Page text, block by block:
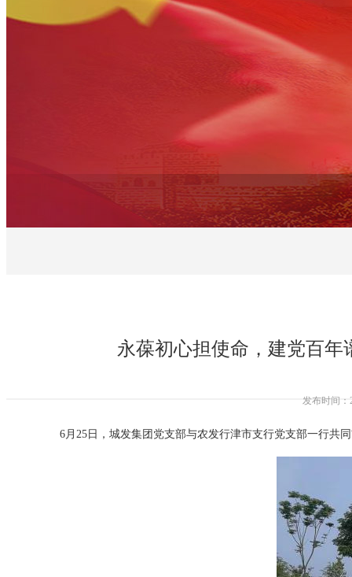
永葆初心担使命，建
发布时间
6月25日，城发集团党支部与农发行津市支行党支部一行共同